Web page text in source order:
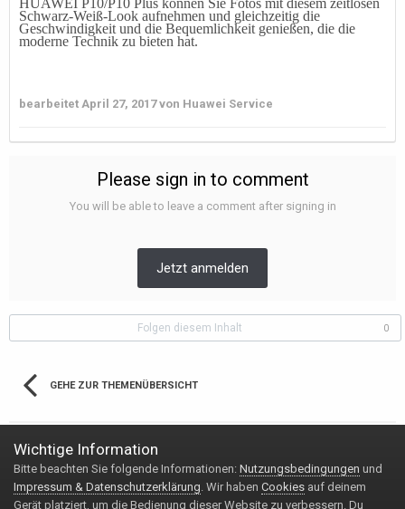
HUAWEI P10/P10 Plus können Sie Fotos mit diesem zeitlosen
Schwarz-Weiß-Look aufnehmen und gleichzeitig die
Geschwindigkeit und die Bequemlichkeit genießen, die die
moderne Technik zu bieten hat.
bearbeitet April 27, 2017von Huawei Service
Please sign in to comment
You will be able to leave a comment after signing in
Jetzt anmelden
Folgen diesem Inhalt 0
GEHE ZUR THEMENÜBERSICHT
Impressum & Datenschutzerklärung Kontakt
Copyright © 2020 Handy-FAQ.de
Wichtige Information
Bitte beachten Sie folgende Informationen: Nutzungsbedingungen und
Impressum & Datenschutzerklärung. Wir haben Cookies auf deinem
Gerät platziert, um die Bedienung dieser Website zu verbessern. Du